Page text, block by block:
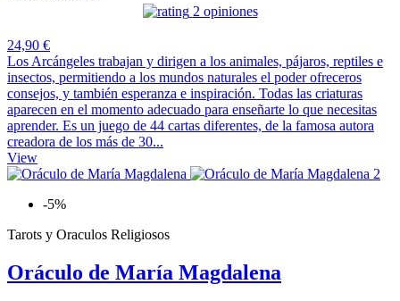
2 opiniones
24,90 €
Los Arcángeles trabajan y dirigen a los animales, pájaros, reptiles e
insectos, permitiendo a los mundos naturales el poder ofreceros
consejos, y también esperanza e inspiración. Todas las criaturas
aparecen en el momento adecuado para enseñarte lo que necesitas
aprender. Es un juego de 44 cartas diferentes, de la famosa autora
creadora de los más de 30...
View
-5%
Tarots y Oraculos Religiosos
Oráculo de María Magdalena